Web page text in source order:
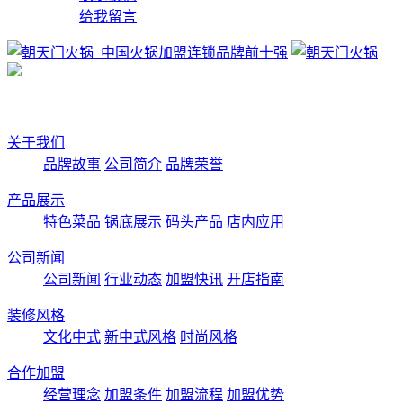
给我留言
关于我们
品牌故事 公司简介 品牌荣誉
产品展示
特色菜品 锅底展示 码头产品 店内应用
公司新闻
公司新闻 行业动态 加盟快讯 开店指南
装修风格
文化中式 新中式风格 时尚风格
合作加盟
经营理念 加盟条件 加盟流程 加盟优势